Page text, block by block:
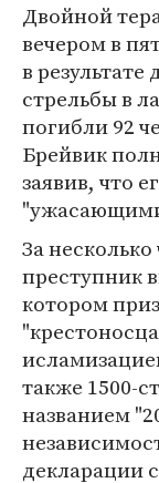
Двойной
вечером в
в
стрельбы в
погибли 92
Брейвик
заявив, что
За
преступник
котором
также 1500-
названием
декларации